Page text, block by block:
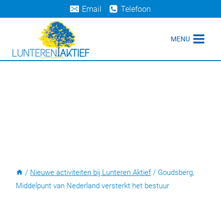
naar
Email Telefoon
MENU
/ Nieuwe activiteiten bij Lunteren Aktief / Goudsberg,
Middelpunt van Nederland versterkt het bestuur